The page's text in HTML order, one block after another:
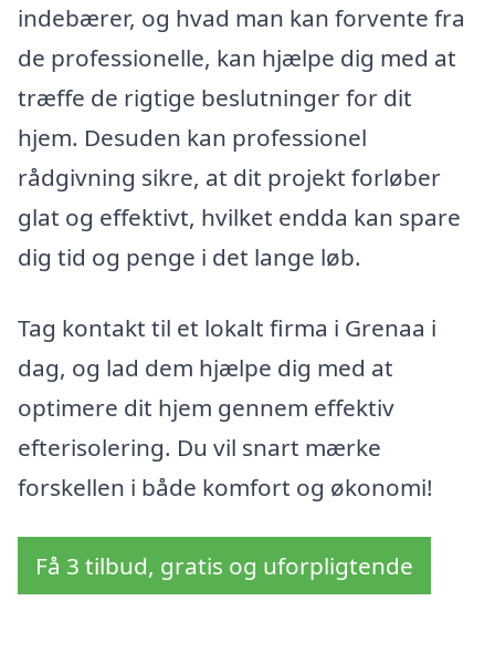
indebærer, og hvad man kan forvente fra
de professionelle, kan hjælpe dig med at
træffe de rigtige beslutninger for dit
hjem. Desuden kan professionel
rådgivning sikre, at dit projekt forløber
glat og effektivt, hvilket endda kan spare
dig tid og penge i det lange løb.
Tag kontakt til et lokalt firma i Grenaa i
dag, og lad dem hjælpe dig med at
optimere dit hjem gennem effektiv
efterisolering. Du vil snart mærke
forskellen i både komfort og økonomi!
Få 3 tilbud, gratis og uforpligtende